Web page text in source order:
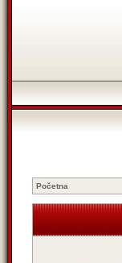
Početna